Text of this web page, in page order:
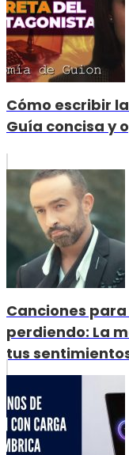
Cómo escribir
Guía concisa y
Canciones
perdiendo: La
tus